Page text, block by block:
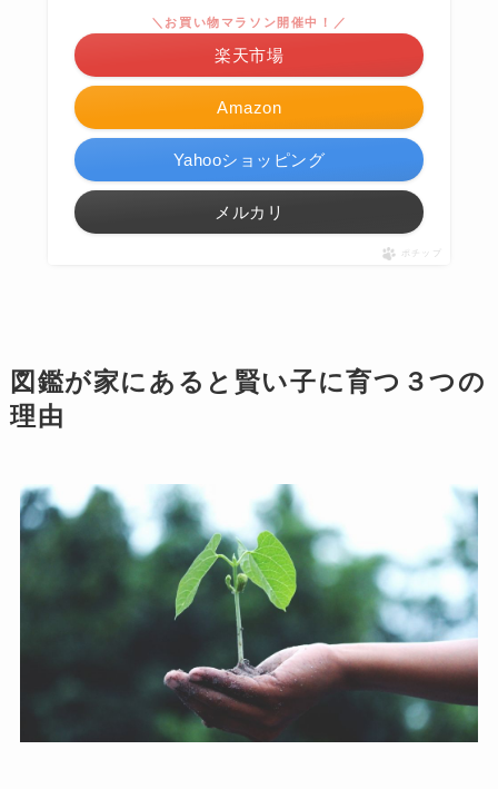
Amazon
＼お買い物マラソン開催中！／
楽天市場
Yahooショッピング
メルカリ
ポチップ
図鑑が家にあると賢い子に育つ３つの
理由